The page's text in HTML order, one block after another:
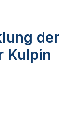
der
Kulpin